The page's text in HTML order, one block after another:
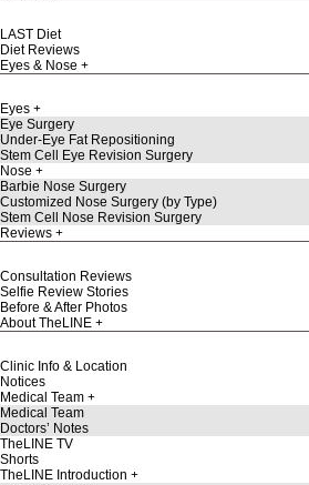
LAST Diet
Diet Reviews
Eyes & Nose
Eyes
Eye Surgery
Under-Eye Fat Repositioning
Stem Cell Eye Revision Surgery
Nose
Barbie Nose Surgery
Customized Nose Surgery (by Type)
Stem Cell Nose Revision Surgery
Reviews
Consultation Reviews
Selfie Review Stories
Before & After Photos
About TheLINE
Clinic Info & Location
Notices
Medical Team
Medical Team
Doctors’ Notes
TheLINE TV
Shorts
TheLINE Introduction